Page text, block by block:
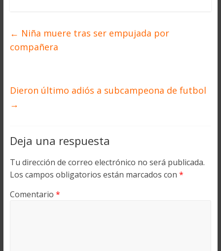
← Niña muere tras ser empujada por
compañera
Dieron último adiós a subcampeona de futbol
→
Deja una respuesta
Tu dirección de correo electrónico no será publicada.
Los campos obligatorios están marcados con *
Comentario *